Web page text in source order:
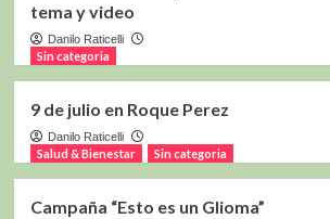
tema y video
Danilo Raticelli
Sin categoria
9 de julio en Roque Perez
Danilo Raticelli
Salud & Bienestar Sin categoria
Campaña “Esto es un Glioma”